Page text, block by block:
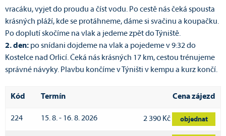
vracáku, vyjet do proudu a číst vodu. Po cestě nás čeká spousta
krásných pláží, kde se protáhneme, dáme si svačinu a koupačku.
Po doplutí skočíme na vlak a jedeme zpět do Týniště.
2. den: po snídani dojdeme na vlak a pojedeme v 9:32 do
Kostelce nad Orlicí. Čeká nás krásných 17 km, cestou trénujeme
správné návyky. Plavbu končíme v Týništi v kempu a kurz končí.
Kód Termín Cena zájezd
224 15. 8. - 16. 8. 2026 2 390 Kč objednat